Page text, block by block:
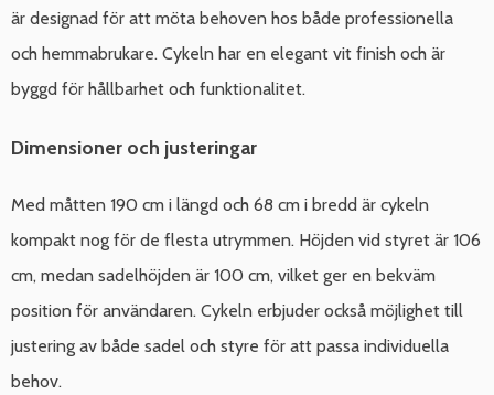
är designad för att möta behoven hos både professionella
och hemmabrukare. Cykeln har en elegant vit finish och är
byggd för hållbarhet och funktionalitet.
Dimensioner och justeringar
Med måtten 190 cm i längd och 68 cm i bredd är cykeln
kompakt nog för de flesta utrymmen. Höjden vid styret är 106
cm, medan sadelhöjden är 100 cm, vilket ger en bekväm
position för användaren. Cykeln erbjuder också möjlighet till
justering av både sadel och styre för att passa individuella
behov.